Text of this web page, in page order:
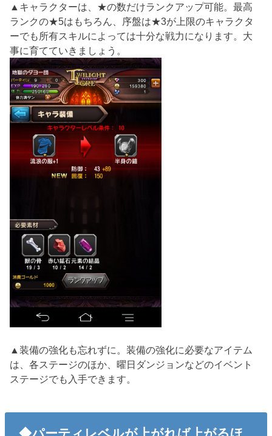
▲キャラクターは、★の数だけランクアップ可能。最高
ランクの★5はもちろん、序盤は★3が上限のキャラクタ
ーでも所有スキルによっては十分な戦力になります。大
事に育てていきましょう。
▲装備の強化も忘れずに。装備の強化に必要なアイテム
は、各ステージのほか、曜日ダンジョンなどのイベント
ステージでも入手できます。
◆パーティレベルが上がれば上がるほ